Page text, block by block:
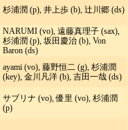
杉浦潤 (p), 井上歩 (b), 辻川郷 (ds)
NARUMI (vo), 遠藤真理子 (sax),
杉浦潤 (p), 坂田慶治 (b), Von
Baron (ds)
ayami (vo), 藤野恒二 (g), 杉浦潤
(key), 金川凡洋 (b), 吉田一哉 (ds)
サブリナ (vo), 優里 (vo), 杉浦潤
(p)